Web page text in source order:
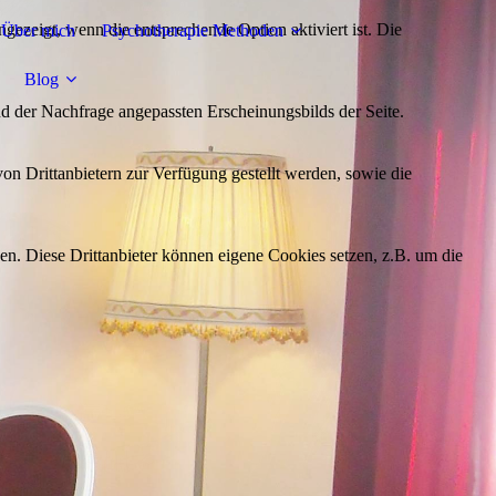
Über mich Psychotherapie Methoden
Blog
wenn die entsprechende Option aktiviert ist. Die
Nachfrage angepassten Erscheinungsbilds der Seite.
Drittanbietern zur Verfügung gestellt werden, sowie die
Diese Drittanbieter können eigene Cookies setzen, z.B. um die